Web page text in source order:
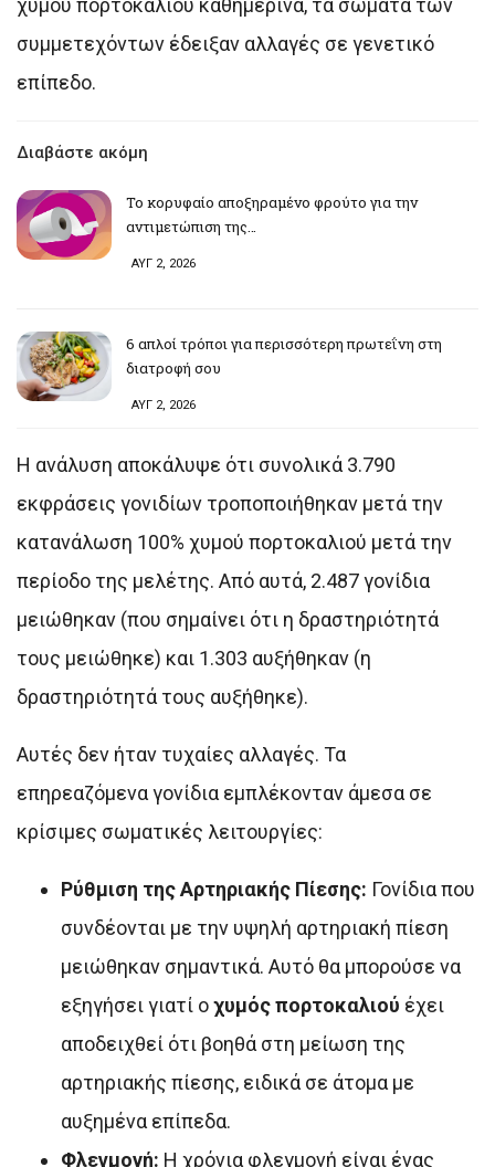
συμμετεχόντων έδειξαν αλλαγές σε γενετικό
επίπεδο.
Διαβάστε ακόμη
Το κορυφαίο αποξηραμένο φρούτο για την
αντιμετώπιση της…
ΑΥΓ 2, 2026
6 απλοί τρόποι για περισσότερη πρωτεΐνη στη
διατροφή σου
ΑΥΓ 2, 2026
Η ανάλυση αποκάλυψε ότι συνολικά 3.790
εκφράσεις γονιδίων τροποποιήθηκαν μετά την
κατανάλωση 100% χυμού πορτοκαλιού μετά την
περίοδο της μελέτης. Από αυτά, 2.487 γονίδια
μειώθηκαν (που σημαίνει ότι η δραστηριότητά
τους μειώθηκε) και 1.303 αυξήθηκαν (η
δραστηριότητά τους αυξήθηκε).
Αυτές δεν ήταν τυχαίες αλλαγές. Τα
επηρεαζόμενα γονίδια εμπλέκονταν άμεσα σε
κρίσιμες σωματικές λειτουργίες:
Ρύθμιση της Αρτηριακής Πίεσης: Γονίδια που
συνδέονται με την υψηλή αρτηριακή πίεση
μειώθηκαν σημαντικά. Αυτό θα μπορούσε να
εξηγήσει γιατί οχυμός πορτοκαλιού έχει
αποδειχθεί ότι βοηθά στη μείωση της
αρτηριακής πίεσης, ειδικά σε άτομα με
αυξημένα επίπεδα.
Φλεγμονή: Η χρόνια φλεγμονή είναι ένας